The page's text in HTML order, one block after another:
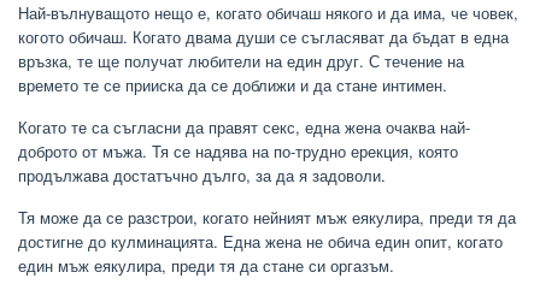
Най-вълнуващото нещо е, когато обичаш някого и да има, че човек,
когото обичаш. Когато двама души се съгласяват да бъдат в една
връзка, те ще получат любители на един друг. С течение на
времето те се прииска да се доближи и да стане интимен.
Когато те са съгласни да правят секс, една жена очаква най-
доброто от мъжа. Тя се надява на по-трудно ерекция, която
продължава достатъчно дълго, за да я задоволи.
Тя може да се разстрои, когато нейният мъж еякулира, преди тя да
достигне до кулминацията. Една жена не обича един опит, когато
един мъж еякулира, преди тя да стане си оргазъм.